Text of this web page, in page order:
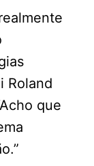
Roland
que